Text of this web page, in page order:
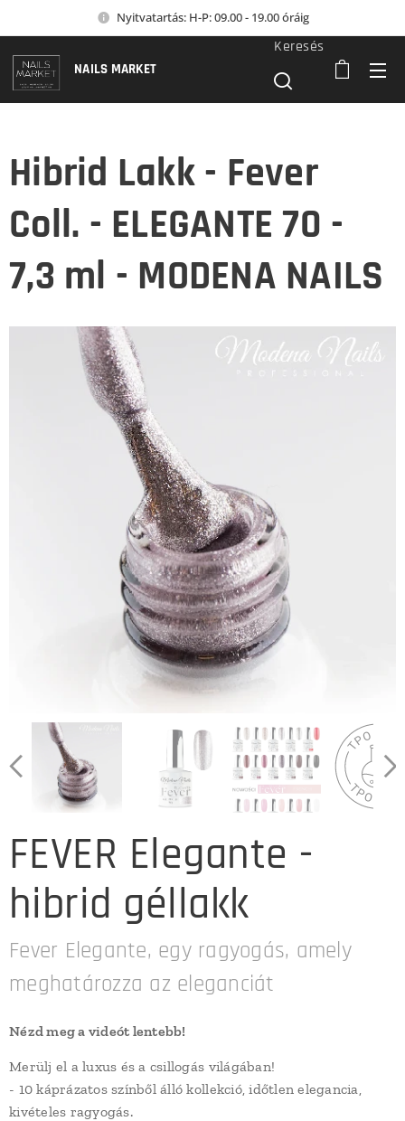
Nyitvatartás: H-P: 09.00 - 19.00 óráig
NAILS MARKET
Keresés
Hibrid Lakk - Fever
Coll. - ELEGANTE 70 -
7,3 ml - MODENA NAILS
FEVER Elegante -
hibrid géllakk
Fever Elegante, egy ragyogás, amely
meghatározza az eleganciát
Nézd meg a videót lentebb!
Merülj el a luxus és a csillogás világában!
- 10 káprázatos színből álló kollekció, időtlen elegancia,
kivételes ragyogás.